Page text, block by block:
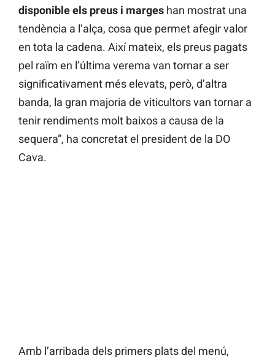
disponible els preus i marges han mostrat una
tendència a l’alça, cosa que permet afegir valor
en tota la cadena. Així mateix, els preus pagats
pel raïm en l’última verema van tornar a ser
significativament més elevats, però, d’altra
banda, la gran majoria de viticultors van tornar a
tenir rendiments molt baixos a causa de la
sequera”, ha concretat el president de la DO
Cava.
Amb l’arribada dels primers plats del menú,